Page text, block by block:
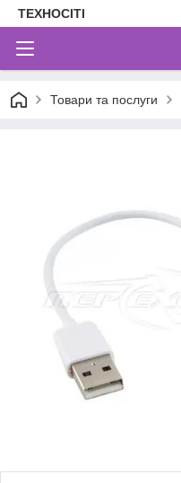
ТЕХНОСІТІ
Товари та послуги